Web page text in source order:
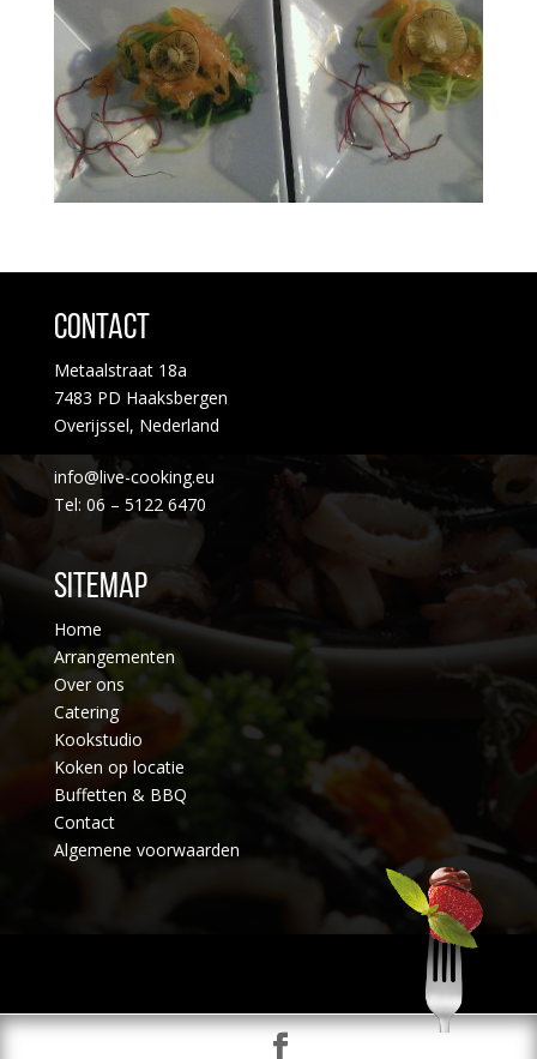
Contact
Metaalstraat 18a
7483 PD Haaksbergen
Overijssel, Nederland
info@live-cooking.eu
Tel: 06 – 5122 6470
Sitemap
Home
Arrangementen
Over ons
Catering
Kookstudio
Koken op locatie
Buffetten & BBQ
Contact
Algemene voorwaarden